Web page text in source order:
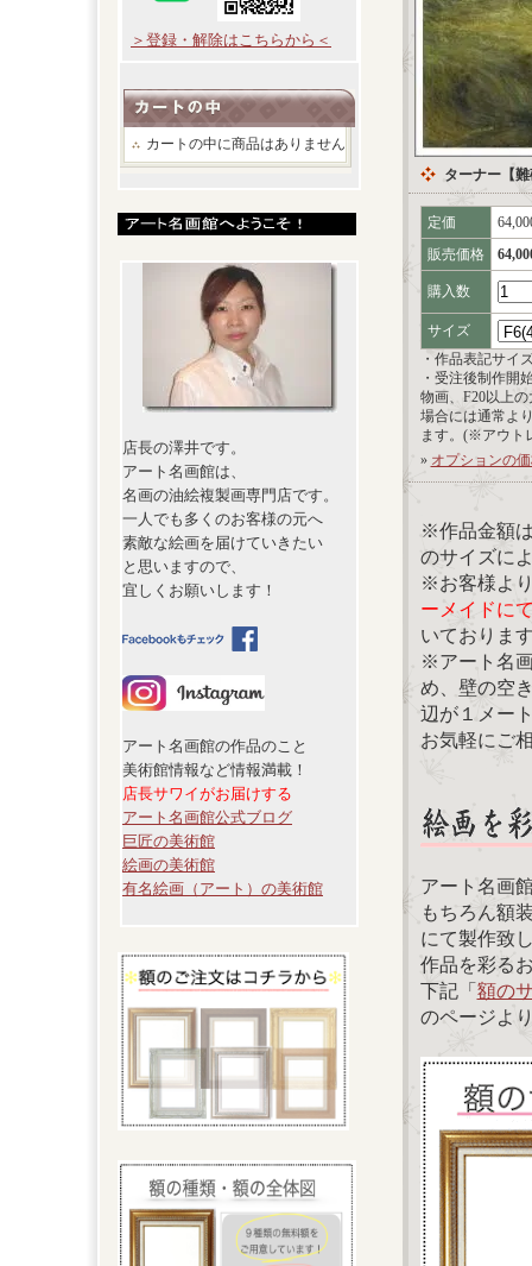
＞登録・解除はこちらから＜
カートの中に商品はありません
店長の澤井です。
アート名画館は、
名画の油絵複製画専門店です。
一人でも多くのお客様の元へ
素敵な絵画を届けていきたい
と思いますので、
宜しくお願いします！
アート名画館の作品のこと
美術館情報など情報満載！
店長サワイがお届けする
アート名画館公式ブログ
巨匠の美術館
絵画の美術館
有名絵画（アート）の美術館
ターナー【
定価
販売価格
購入数
サイズ
・作品表記サイ
・受注後制作開
物画、F20以上
場合には通常よ
ます。(※アウト
» オプションの
※作品金額
のサイズに
※お客様よ
ーメイドに
いておりま
※アート名
め、壁の空
辺が１メー
お気軽にご
アート名画
もちろん額
にて製作致
作品を彩る
下記「額の
のページよ